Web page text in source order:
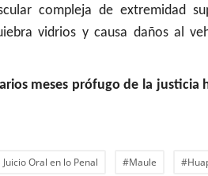
compleja de extremidad
vidrios y causa daños al
meses prófugo de la
Oral en lo Penal #Maule